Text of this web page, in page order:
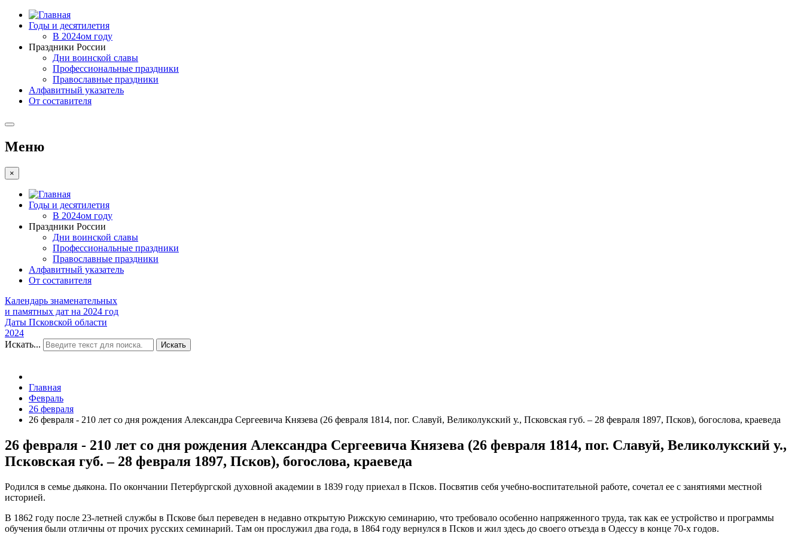
Годы и десятилетия
В 2024ом году
Праздники России
Дни воинской славы
Профессиональные праздники
Православные праздники
Алфавитный указатель
От составителя
Меню
×
Годы и десятилетия
В 2024ом году
Праздники России
Дни воинской славы
Профессиональные праздники
Православные праздники
Алфавитный указатель
От составителя
Календарь знаменательных
и памятных дат на 2024 год
Даты Псковской области
2024
Искать...
Искать
Главная
Февраль
26 февраля
26 февраля - 210 лет со дня рождения Александра Сергеевича Князева (26 февраля 1814, пог. Славуй, Великолукский у., Псковская губ. – 28 февраля 1897, Псков), богослова, краеведа
26 февраля - 210 лет со дня рождения Александра Сергеевича Князева (26 февраля 1814, пог. Славуй, Великолукский у.,
Псковская губ. – 28 февраля 1897, Псков), богослова, краеведа
Родился в семье дьякона. По окончании Петербургской духовной академии в 1839 году приехал в Псков. Посвятив себя учебно-воспитательной работе, сочетал ее с занятиями местной
историей.
В 1862 году после 23-летней службы в Пскове был переведен в недавно открытую Рижскую семинарию, что требовало особенно напряженного труда, так как ее устройство и программы
обучения были отличны от прочих русских семинарий. Там он прослужил два года, в 1864 году вернулся в Псков и жил здесь до своего отъезда в Одессу в конце 70-х годов.